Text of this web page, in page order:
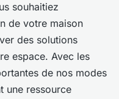
souhaitiez
de votre maison
des solutions
espace. Avec les
de nos modes
une ressource